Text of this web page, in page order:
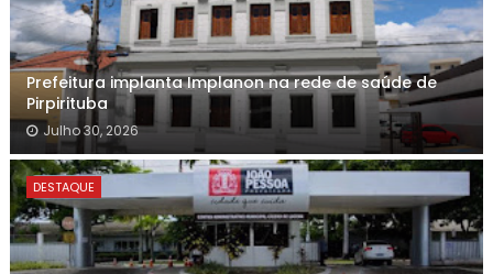
Prefeitura implanta Implanon na rede de saúde de
Pirpirituba
Julho 30, 2026
DESTAQUE